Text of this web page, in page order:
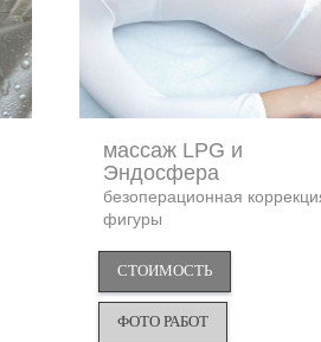
массаж LPG и
Эндосфера
безоперационная
фигуры
СТОИМОСТЬ
ФОТО РАБОТ